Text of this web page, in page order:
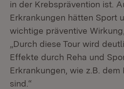
in der Krebsprävention ist.
Erkrankungen hätten Sport
wichtige präventive
„Durch diese Tour wird
Effekte durch Reha und
Erkrankungen, wie z.B. dem
sind.“